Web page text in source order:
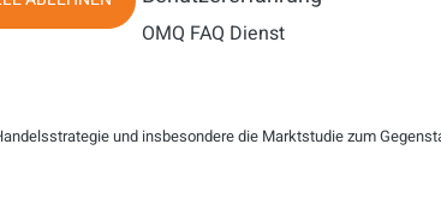
OMQ FAQ Dienst
und insbesondere die Marktstudie zum